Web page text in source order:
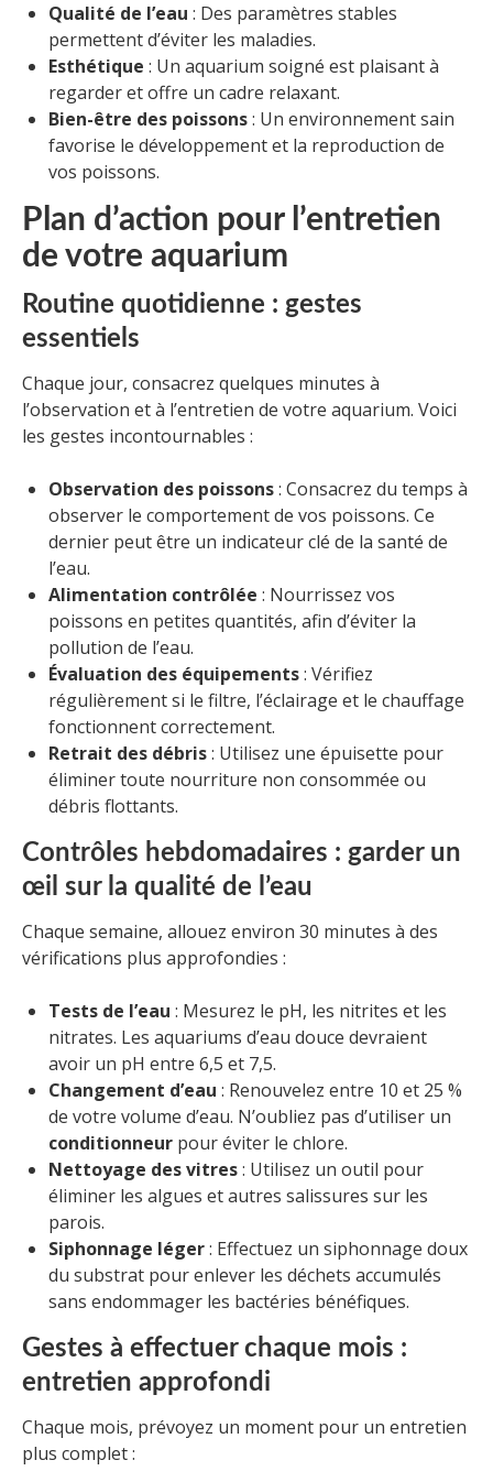
Qualité de l’eau : Des paramètres stables
permettent d’éviter les maladies.
Esthétique : Un aquarium soigné est plaisant à
regarder et offre un cadre relaxant.
Bien-être des poissons: Un environnement sain
favorise le développement et la reproduction de
vos poissons.
Plan d’action pour l’entretien
de votre aquarium
Routine quotidienne : gestes
essentiels
Chaque jour, consacrez quelques minutes à
l’observation et à l’entretien de votre aquarium. Voici
les gestes incontournables :
Observation des poissons: Consacrez du temps à
observer le comportement de vos poissons. Ce
dernier peut être un indicateur clé de la santé de
l’eau.
Alimentation contrôlée : Nourrissez vos
poissons en petites quantités, afin d’éviter la
pollution de l’eau.
Évaluation des équipements: Vérifiez
régulièrement si le filtre, l’éclairage et le chauffage
fonctionnent correctement.
Retrait des débris: Utilisez une épuisette pour
éliminer toute nourriture non consommée ou
débris flottants.
Contrôles hebdomadaires : garder un
œil sur la qualité de l’eau
Chaque semaine, allouez environ 30 minutes à des
vérifications plus approfondies :
Tests de l’eau : Mesurez le pH, les nitrites et les
nitrates. Les aquariums d’eau douce devraient
avoir un pH entre 6,5 et 7,5.
Changement d’eau : Renouvelez entre 10 et 25 %
de votre volume d’eau. N’oubliez pas d’utiliser un
conditionneur pour éviter le chlore.
Nettoyage des vitres: Utilisez un outil pour
éliminer les algues et autres salissures sur les
parois.
Siphonnage léger: Effectuez un siphonnage doux
du substrat pour enlever les déchets accumulés
sans endommager les bactéries bénéfiques.
Gestes à effectuer chaque mois :
entretien approfondi
Chaque mois, prévoyez un moment pour un entretien
plus complet :